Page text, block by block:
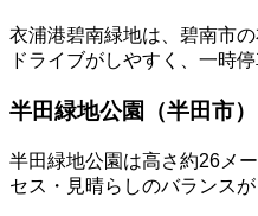
衣浦港碧南緑地は、碧南市
ドライブがしやすく、一時
半田緑地公園（半田市）
半田緑地公園は高さ約26メ
セス・見晴らしのバランス